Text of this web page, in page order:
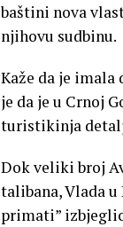
baštini nova
njihovu sudbinu.
Kaže da je imala
je da je u Crnoj
turistikinja
Dok veliki broj
talibana, Vlada
primati”